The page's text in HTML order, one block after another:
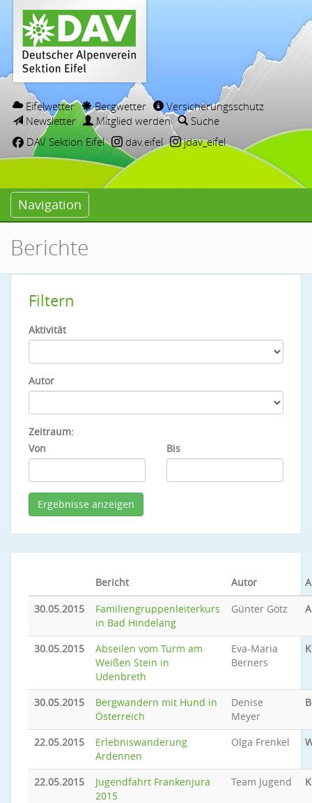
Eifelwetter Bergwetter
Versicherungsschutz
Newsletter
Mitglied werden
Suche
DAV Sektion Eifel
dav.eifel jdav_eifel
Navigation
Berichte
Filtern
Aktivität
Autor
Zeitraum:
Von
Bis
Bericht Autor
30.05.2015
Familiengruppenleiterkurs
in Bad Hindelang
Günter Götz
30.05.2015
Abseilen vom Turm am
Weißen Stein in
Udenbreth
Eva-Maria
Berners
30.05.2015
Bergwandern mit Hund in
Österreich
Denise
Meyer
22.05.2015
Erlebniswanderung
Ardennen
Olga Frenkel
22.05.2015
Jugendfahrt Frankenjura
2015
Team Jugend